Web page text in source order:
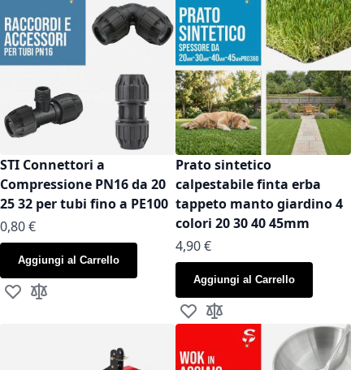
STI Connettori a
Compressione PN16 da 20
25 32 per tubi fino a PE100
As low as
0,80 €
Aggiungi al Carrello
Aggiungi alla lista desideri
Aggiungi al confronto
Prato sintetico
calpestabile finta erba
tappeto manto giardino 4
colori 20 30 40 45mm
As low as
4,90 €
Aggiungi al Carrello
Aggiungi alla lista desideri
Aggiungi al confronto